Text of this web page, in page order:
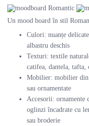
Un mood board în stil
Culori: nuanțe
albastru deschis
Texturi: textile
catifea, dantela, tafta,
Mobilier: mobilier din
sau ornamentate
Accesorii: ornamente
oglinzi încadrate cu
sau broderie